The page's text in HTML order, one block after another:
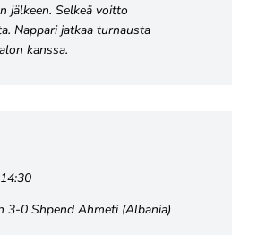
jälkeen. Selkeä voitto
Nappari jatkaa turnausta
kanssa.
3-0 Shpend Ahmeti (Albania)